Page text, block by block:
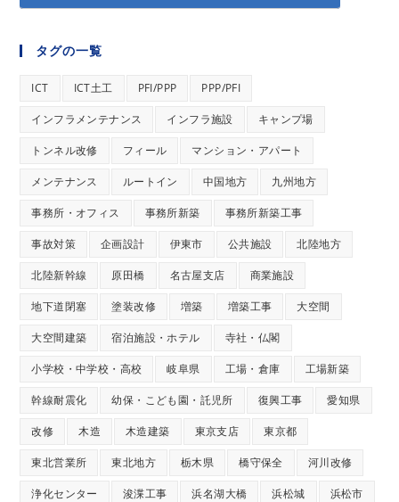
タグの一覧
ICT ICT土工 PFI/PPP PPP/PFI
インフラメンテナンス インフラ施設 キャンプ場
トンネル改修 フィール マンション・アパート
メンテナンス ルートイン 中国地方 九州地方
事務所・オフィス 事務所新築 事務所新築工事
事故対策 企画設計 伊東市 公共施設 北陸地方
北陸新幹線 原田橋 名古屋支店 商業施設
地下道閉塞 塗装改修 増築 増築工事 大空間
大空間建築 宿泊施設・ホテル 寺社・仏閣
小学校・中学校・高校 岐阜県 工場・倉庫 工場新築
幹線耐震化 幼保・こども園・託児所 復興工事 愛知県
改修 木造 木造建築 東京支店 東京都
東北営業所 東北地方 栃木県 橋守保全 河川改修
浄化センター 浚渫工事 浜名湖大橋 浜松城 浜松市